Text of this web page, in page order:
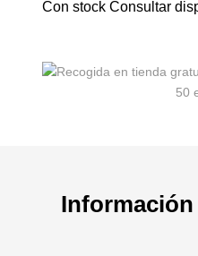
Con stock Consultar